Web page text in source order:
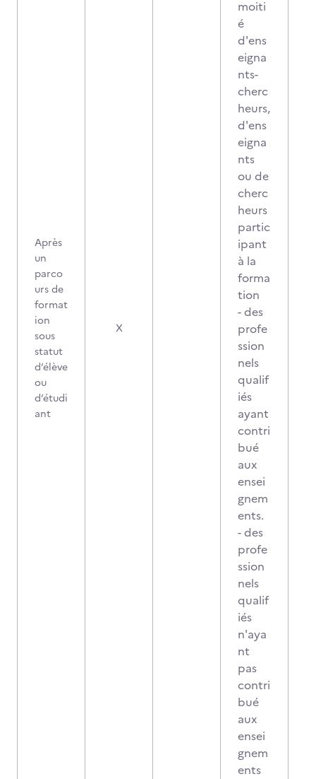
Après
un
parco
urs de
format
ion
sous
statut
d’élève
ou
d’étudi
ant
X
moiti
é
d'ens
eigna
nts-
cherc
heurs,
d'ens
eigna
nts
ou de
cherc
heurs
partic
ipant
à la
forma
tion
- des
profe
ssion
nels
qualif
iés
ayant
contri
bué
aux
ensei
gnem
ents.
- des
profe
ssion
nels
qualif
iés
n'aya
nt
pas
contri
bué
aux
ensei
gnem
ents